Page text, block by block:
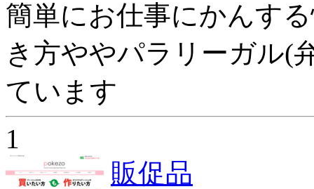
簡単にお仕事にかんす
き方ややパラリーガル(
ています
1
販促品